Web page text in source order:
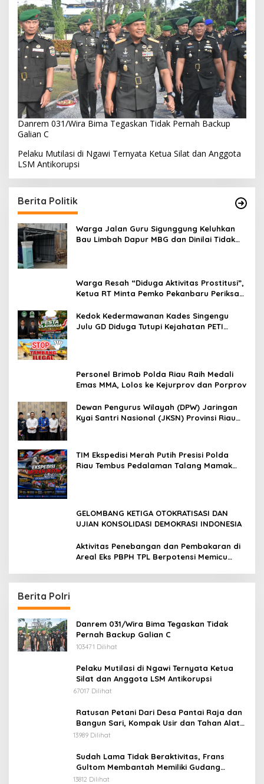
Danrem 031/Wira Bima Tegaskan Tidak Pernah Backup
Galian C
Pelaku Mutilasi di Ngawi Ternyata Ketua Silat dan Anggota
LSM Antikorupsi
Berita Politik
Warga Jalan Guru Sigunggung Keluhkan
Bau Limbah Dapur MBG dan Dinilai Tidak
Warga Resah “Diduga Aktivitas Prostitusi”,
Ketua RT Minta Pemko Pekanbaru Periksa
Jalan Tanjung Datuk
Kedok Kedermawanan Kades Singengu
Julu GD Diduga Tutupi Kejahatan PETI
Personel Brimob Polda Riau Raih Medali
Emas MMA, Lolos ke Kejurprov dan Porprov
Dewan Pengurus Wilayah (DPW) Jaringan
Kyai Santri Nasional (JKSN) Provinsi Riau
TIM Ekspedisi Merah Putih Presisi Polda
Riau Tembus Pedalaman Talang Mamak
GELOMBANG KETIGA OTOKRATISASI DAN
UJIAN KONSOLIDASI DEMOKRASI INDONESIA
Aktivitas Penebangan dan Pembakaran di
Areal Eks PBPH TPL Berpotensi Memicu
Berita Polri
Danrem 031/Wira Bima Tegaskan Tidak
Pernah Backup Galian C
103471 Dilihat
Pelaku Mutilasi di Ngawi Ternyata Ketua
Silat dan Anggota LSM Antikorupsi
67017 Dilihat
Ratusan Petani Dari Desa Pantai Raja dan
Bangun Sari, Kompak Usir dan Tahan Alat
Berat Milik Hanafi Cs.
13989 Dilihat
Sudah Lama Tidak Beraktivitas, Frans
Gultom Membantah Memiliki Gudang
Penimbunan BBM
13812 Dilihat